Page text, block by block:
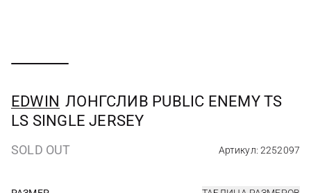
EDWIN ЛОНГСЛИВ PUBLIC ENEMY TS
LS SINGLE JERSEY
SOLD OUT Артикул: 2252097